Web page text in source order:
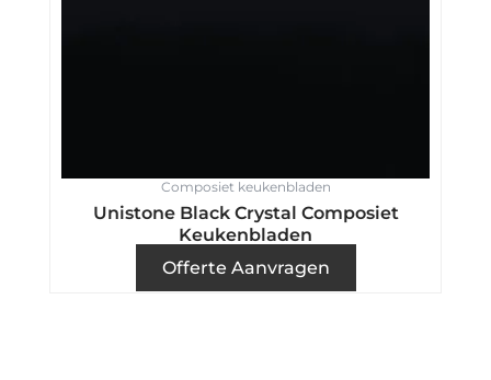
Composiet keukenbladen
Unistone Black Crystal Composiet
Keukenbladen
Offerte Aanvragen